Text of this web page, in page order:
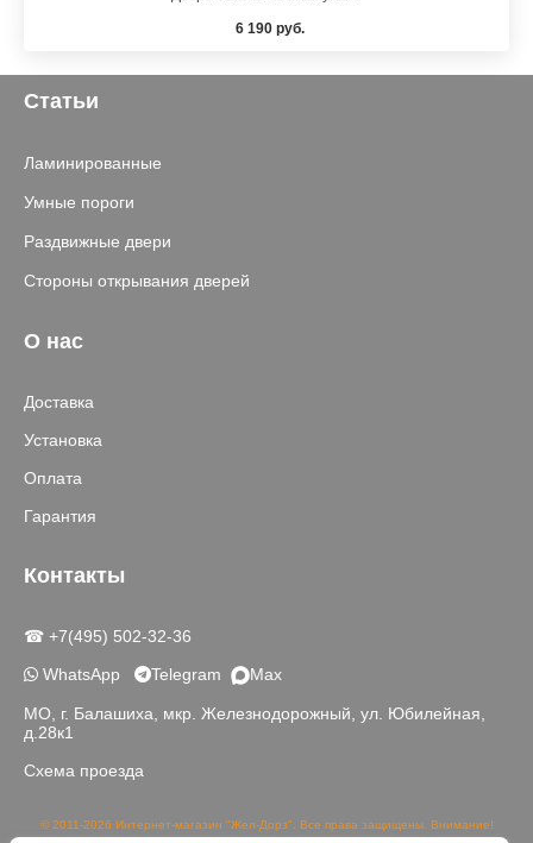
6 190 руб.
Статьи
Ламинированные
Умные пороги
Раздвижные двери
Стороны открывания дверей
О нас
Доставка
Установка
Оплата
Гарантия
Контакты
☎ +7(495) 502-32-36
WhatsApp
Telegram Max
МО, г. Балашиха, мкр. Железнодорожный, ул. Юбилейная,
д.28к1
Схема проезда
© 2011-2026 Интернет-магазин "Жел-Дорз". Все права защищены. Внимание!